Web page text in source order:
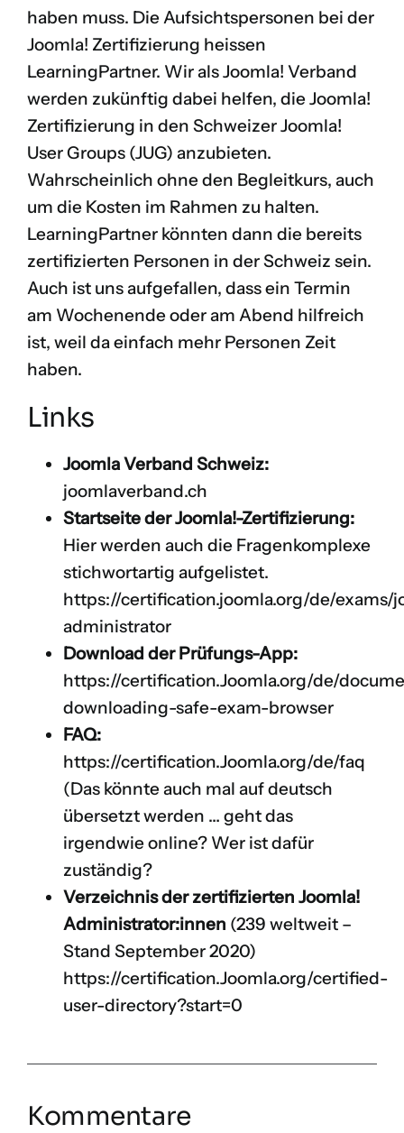
haben muss. Die Aufsichtspersonen bei der
Joomla! Zertifizierung heissen
LearningPartner. Wir als Joomla! Verband
werden zukünftig dabei helfen, die Joomla!
Zertifizierung in den Schweizer Joomla!
User Groups (JUG) anzubieten.
Wahrscheinlich ohne den Begleitkurs, auch
um die Kosten im Rahmen zu halten.
LearningPartner könnten dann die bereits
zertifizierten Personen in der Schweiz sein.
Auch ist uns aufgefallen, dass ein Termin
am Wochenende oder am Abend hilfreich
ist, weil da einfach mehr Personen Zeit
haben.
Links
Joomla Verband Schweiz:
joomlaverband.ch
Startseite der Joomla!-Zertifizierung:
Hier werden auch die Fragenkomplexe
stichwortartig aufgelistet.
https://certification.joomla.org/de/exams/
administrator
Download der Prüfungs-App:
https://certification.Joomla.org/de/
downloading-safe-exam-browser
FAQ:
https://certification.Joomla.org/de/faq
(Das könnte auch mal auf deutsch
übersetzt werden … geht das
irgendwie online? Wer ist dafür
zuständig?
Verzeichnis der zertifizierten Joomla!
Administrator:innen (239 weltweit –
Stand September 2020)
https://certification.Joomla.org/certified-
user-directory?start=0
Kommentare